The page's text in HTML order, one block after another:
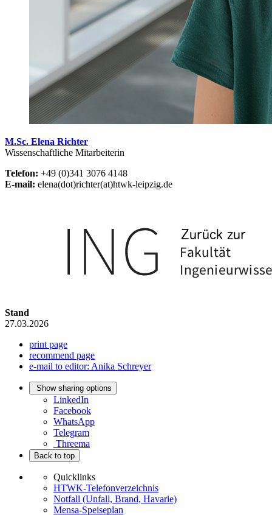
M.Sc. Elena Richter
Wissenschaftliche Mitarbeiterin
Telefon: +49 (0)341 3076 4148
E-mail: elena(dot)richter(at)htwk-leipzig.de
Stand
27.03.2026
print page
recommend page
e-mail to editor: Anika Schreyer
Show sharing options
LinkedIn
Facebook
WhatsApp
Telegram
Threema
Back to top
Quicklinks
HTWK-Telefonverzeichnis
Notfall (Unfall, Brand, Havarie)
Mensa-Speiseplan